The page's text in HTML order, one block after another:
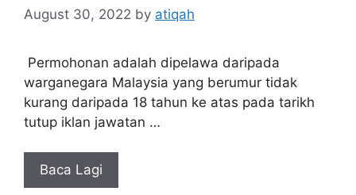
August 30, 2022 by atiqah
Permohonan adalah dipelawa daripada
warganegara Malaysia yang berumur tidak
kurang daripada 18 tahun ke atas pada tarikh
tutup iklan jawatan …
Baca Lagi